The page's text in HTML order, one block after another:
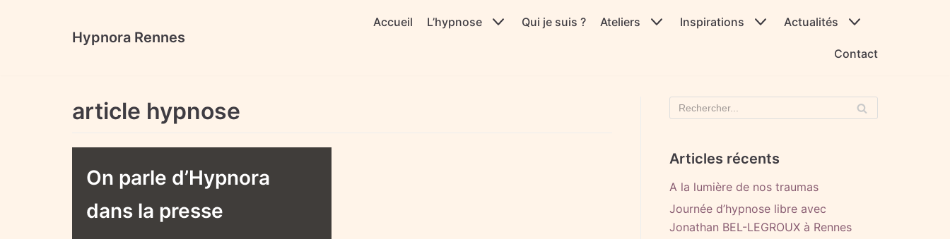
Hypnora Rennes
Accueil L’hypnose Qui je suis ? Ateliers Inspirations Actualités
Contact
article hypnose
On parle d’Hypnora
dans la presse
Articles récents
A la lumière de nos traumas
Journée d’hypnose libre avec
Jonathan BEL-LEGROUX à Rennes